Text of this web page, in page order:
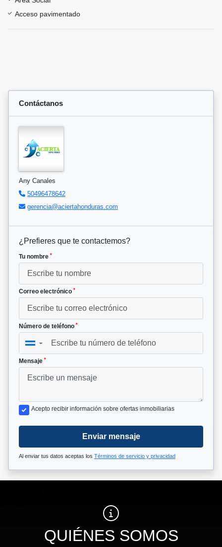
Acceso pavimentado
Contáctanos
Any Canales
50496478642
gerencia@aciertahonduras.com
¿Prefieres que te contactemos?
Tu nombre *
Correo electrónico *
Número de teléfono *
▼
Mensaje *
Acepto recibir información sobre ofertas inmobiliarias
Enviar mensaje
Al enviar tus datos aceptas los Términos de servicio y privacidad
QUIÉNES SOMOS